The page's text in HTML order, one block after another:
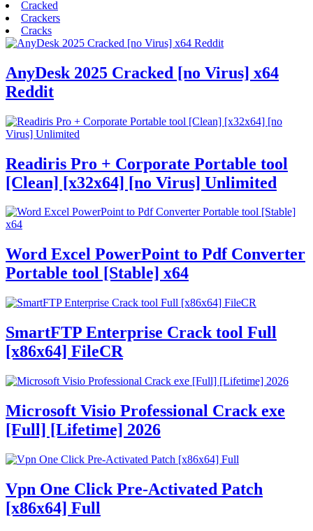
Cracked
Crackers
Cracks
AnyDesk 2025 Cracked [no Virus] x64
Reddit
Readiris Pro + Corporate Portable tool
[Clean] [x32x64] [no Virus] Unlimited
Word Excel PowerPoint to Pdf Converter
Portable tool [Stable] x64
SmartFTP Enterprise Crack tool Full
[x86x64] FileCR
Microsoft Visio Professional Crack exe
[Full] [Lifetime] 2026
Vpn One Click Pre-Activated Patch
[x86x64] Full